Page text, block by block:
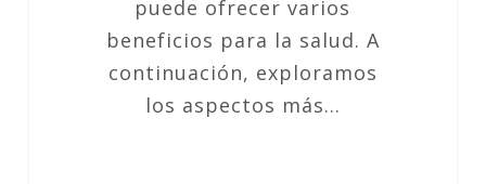
puede ofrecer varios
beneficios para la salud. A
continuación, exploramos
los aspectos más…